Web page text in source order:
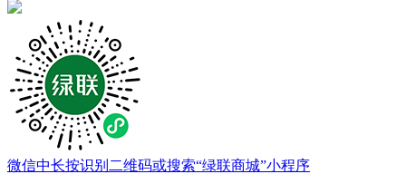
微信中长按识别二维码或搜索“绿联商城”小程序